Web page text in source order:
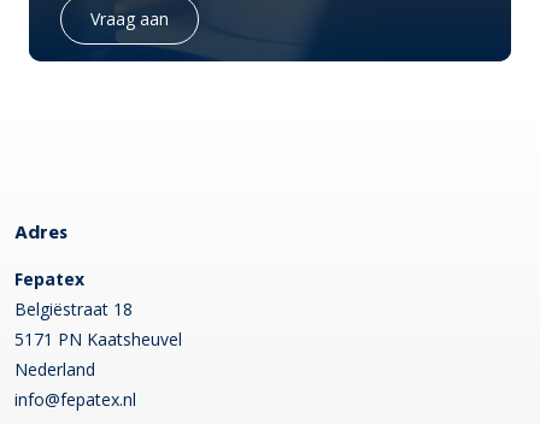
Vraag aan
Adres
Fepatex
Belgiëstraat 18
5171 PN Kaatsheuvel
Nederland
info@fepatex.nl